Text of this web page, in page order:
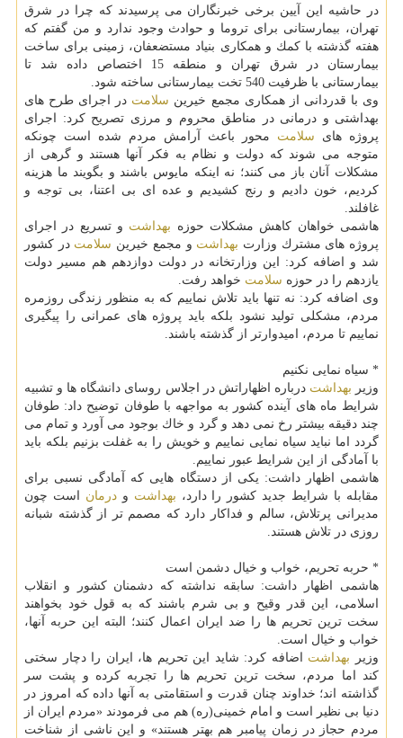
در حاشیه این آیین برخی خبرنگاران می پرسیدند كه چرا در شرق
تهران، بیمارستانی برای تروما و حوادث وجود ندارد و من گفتم كه
هفته گذشته با كمك و همكاری بنیاد مستضعفان، زمینی برای ساخت
بیمارستان در شرق تهران و منطقه 15 اختصاص داده شد تا
بیمارستانی با ظرفیت 540 تخت بیمارستانی ساخته شود.
وی با قدردانی از همكاری مجمع خیرین سلامت در اجرای طرح های
بهداشتی و درمانی در مناطق محروم و مرزی تصریح كرد: اجرای
پروژه های سلامت محور باعث آرامش مردم شده است چونكه
متوجه می شوند كه دولت و نظام به فكر آنها هستند و گرهی از
مشكلات آنان باز می كنند؛ نه اینكه مایوس باشند و بگویند ما هزینه
كردیم، خون دادیم و رنج كشیدیم و عده ای بی اعتنا، بی توجه و
غافلند.
هاشمی خواهان كاهش مشكلات حوزه بهداشت و تسریع در اجرای
پروژه های مشترك وزارت بهداشت و مجمع خیرین سلامت در كشور
شد و اضافه كرد: این وزارتخانه در دولت دوازدهم هم مسیر دولت
یازدهم را در حوزه سلامت خواهد رفت.
وی اضافه كرد: نه تنها باید تلاش نماییم كه به منظور زندگی روزمره
مردم، مشكلی تولید نشود بلكه باید پروژه های عمرانی را پیگیری
نماییم تا مردم، امیدوارتر از گذشته باشند.
* سیاه نمایی نكنیم
وزیر بهداشت درباره اظهاراتش در اجلاس روسای دانشگاه ها و تشبیه
شرایط ماه های آینده كشور به مواجهه با طوفان توضیح داد: طوفان
چند دقیقه بیشتر رخ نمی دهد و گرد و خاك بوجود می آورد و تمام می
گردد اما نباید سیاه نمایی نماییم و خویش را به غفلت بزنیم بلكه باید
با آمادگی از این شرایط عبور نماییم.
هاشمی اظهار داشت: یكی از دستگاه هایی كه آمادگی نسبی برای
مقابله با شرایط جدید كشور را دارد، بهداشت ودرمان است چون
مدیرانی پرتلاش، سالم و فداكار دارد كه مصمم تر از گذشته شبانه
روزی در تلاش هستند.
* حربه تحریم، خواب و خیال دشمن است
هاشمی اظهار داشت: سابقه نداشته كه دشمنان كشور و انقلاب
اسلامی، این قدر وقیح و بی شرم باشند كه به قول خود بخواهند
سخت ترین تحریم ها را ضد ایران اعمال كنند؛ البته این حربه آنها،
خواب و خیال است.
وزیر بهداشت اضافه كرد: شاید این تحریم ها، ایران را دچار سختی
كند اما مردم، سخت ترین تحریم ها را تجربه كرده و پشت سر
گذاشته اند؛ خداوند چنان قدرت و استقامتی به آنها داده كه امروز در
دنیا بی نظیر است و امام خمینی(ره) هم می فرمودند «مردم ایران از
مردم حجاز در زمان پیامبر هم بهتر هستند» و این ناشی از شناخت